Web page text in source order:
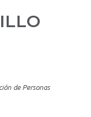
de Personas